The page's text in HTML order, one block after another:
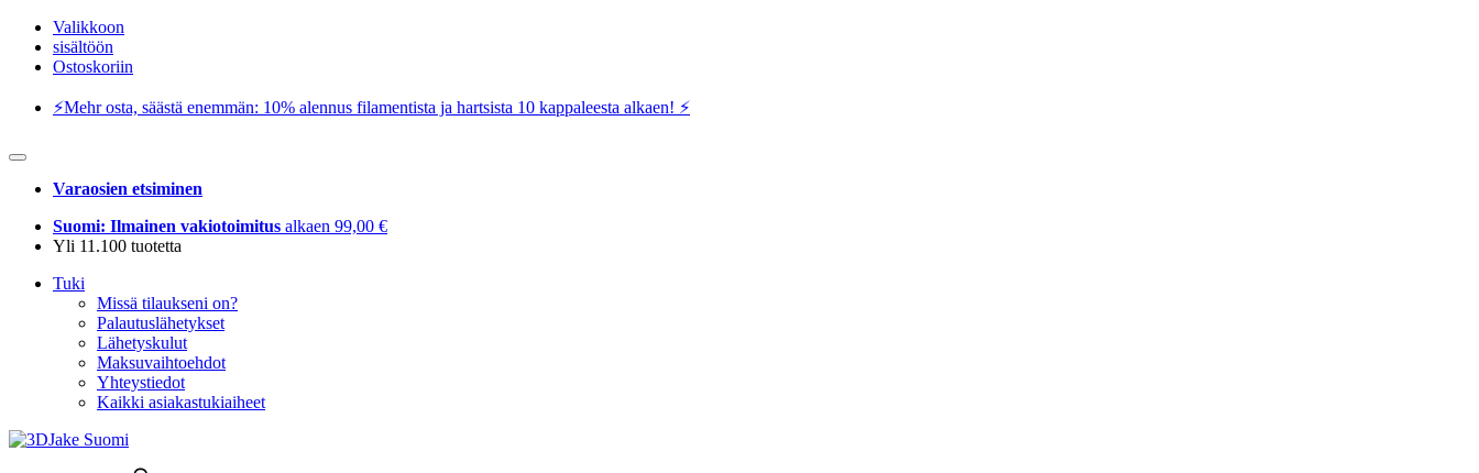
Valikkoon
sisältöön
Ostoskoriin
⚡️Mehr osta, säästä enemmän: 10% alennus filamentista ja hartsista 10 kappaleesta alkaen! ⚡️
Varaosien etsiminen
Suomi: Ilmainen vakiotoimitus alkaen 99,00 €
Yli 11.100 tuotetta
Tuki
Missä tilaukseni on?
Palautuslähetykset
Lähetyskulut
Maksuvaihtoehdot
Yhteystiedot
Kaikki asiakastukiaiheet